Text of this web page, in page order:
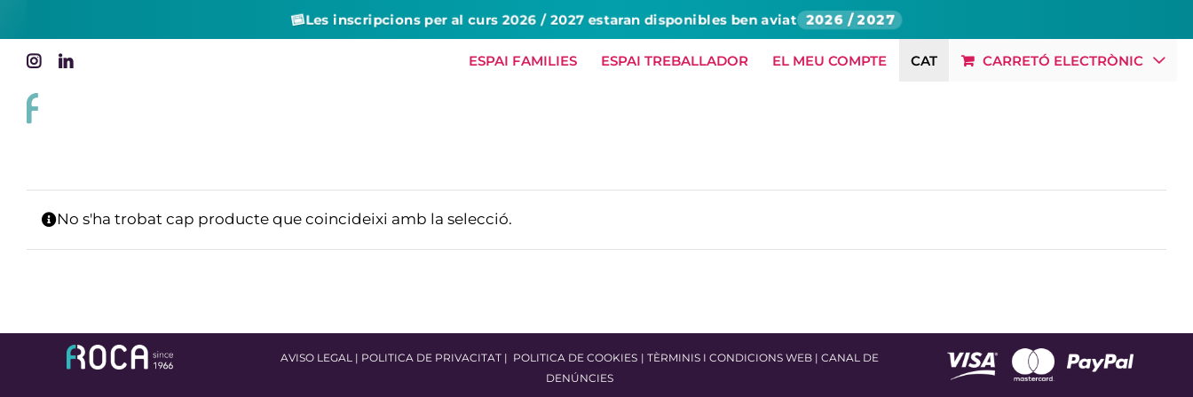
📅Les inscripcions per al curs 2026 / 2027 estaran disponibles ben aviat 2026 / 2027
content
InstagramLinkedIn ESPAI FAMILIES ESPAI TREBALLADOR EL MEU COMPTE CAT CARRETÓ ELECTRÒNIC
No s'ha trobat cap producte que coincideixi amb la selecció.
AVISO LEGAL | POLITICA DE PRIVACITAT | POLITICA DE COOKIES | TÈRMINIS I CONDICIONS WEB |CANAL DE
DENÚNCIES